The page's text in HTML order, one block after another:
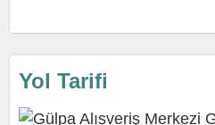
Yol Tarifi